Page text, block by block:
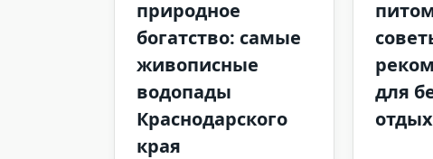
природное
богатство: самые
живописные
водопады
Краснодарского
края
для